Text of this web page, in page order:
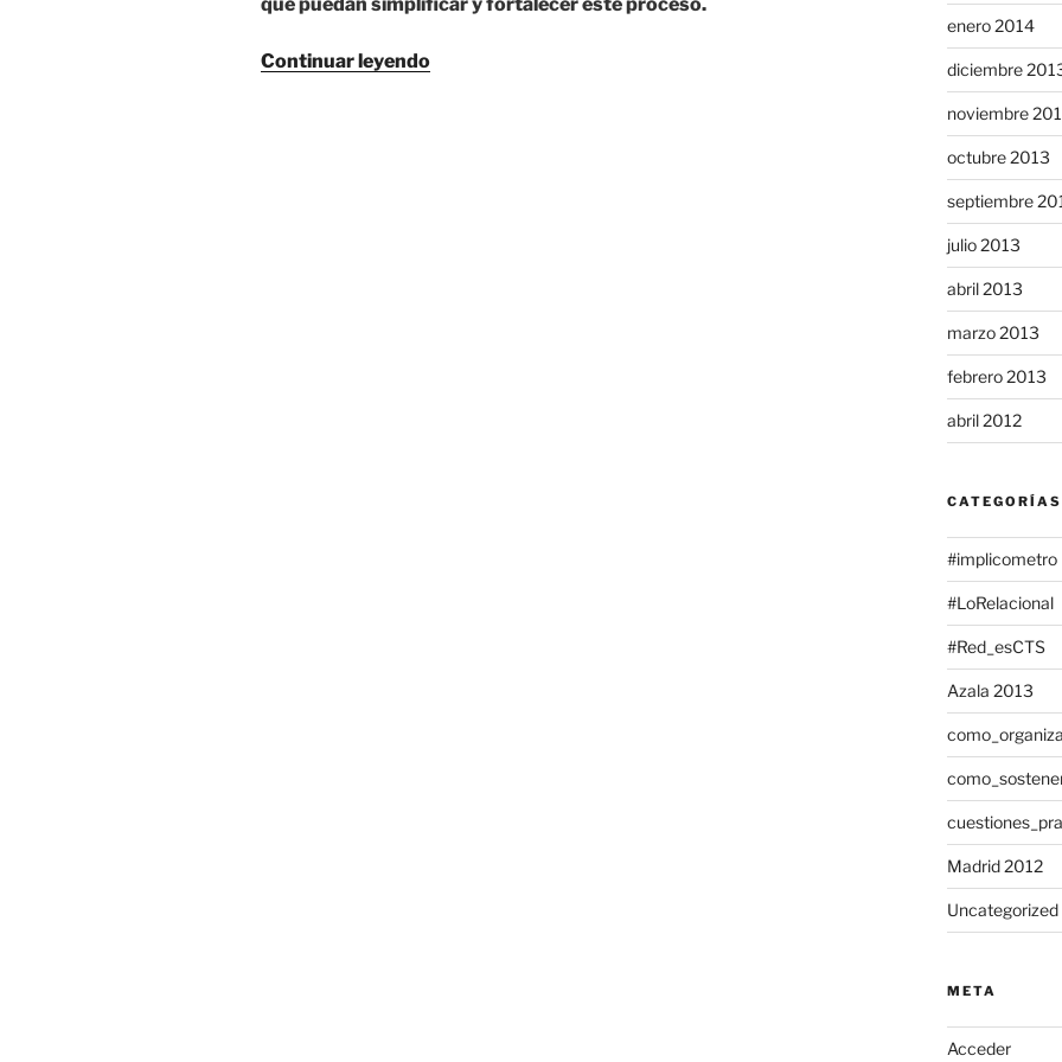
Continuar leyendo«organizarnos
enero 2014
diciembre
noviembre
octubre 2013
septiembre
julio 2013
abril 2013
marzo 2013
febrero 2013
abril 2012
CATEGORÍAS
#implicometro
#LoRelacional
#Red_esCTS
Azala 2013
Madrid 2012
Uncategorized
META
Acceder